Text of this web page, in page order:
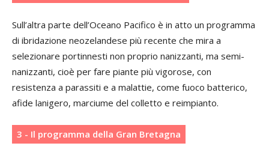
Sull’altra parte dell’Oceano Pacifico è in atto un programma
di ibridazione neozelandese più recente che mira a
selezionare portinnesti non proprio nanizzanti, ma semi-
nanizzanti, cioè per fare piante più vigorose, con
resistenza a parassiti e a malattie, come fuoco batterico,
afide lanigero, marciume del colletto e reimpianto.
3 - Il programma della Gran Bretagna